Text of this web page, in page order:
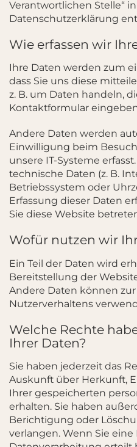
Verantwortlichen Stelle“
Datenschutzerklärung
Wie erfassen wir
Ihre Daten werden zum
dass Sie uns diese
z. B. um Daten handeln,
Kontaktformular
Andere Daten werden
Einwilligung beim
unsere IT-Systeme
technische Daten (z. B.
Betriebssystem oder
Erfassung dieser Daten
Sie diese Website
Wofür nutzen wir
Ein Teil der Daten wird
Bereitstellung der
Andere Daten können
Nutzerverhaltens
Welche Rechte
Ihrer Daten?
Sie haben jederzeit das
Auskunft über Herkunft,
Ihrer gespeicherten
erhalten. Sie haben
Berichtigung oder
verlangen. Wenn Sie